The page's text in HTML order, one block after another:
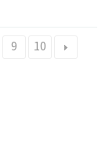
9 10